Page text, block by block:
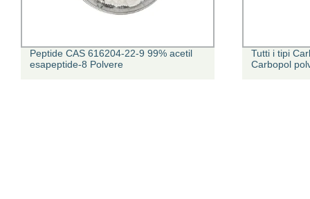
Peptide CAS 616204-22-9 99% acetil
esapeptide-8 Polvere
Tutti i tipi
Carbopol